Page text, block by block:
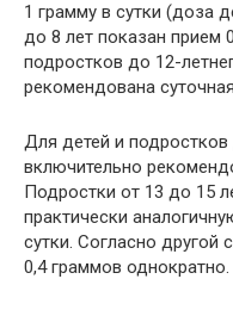
1 грамму в сутки (доза
до 8 лет показан прием
подростков до 12-
рекомендована
Для детей и
включительно
Подростки от 13 до 15
практически
сутки. Согласно
0,4 граммов однократно.